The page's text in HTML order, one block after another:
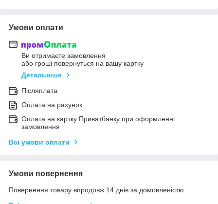
Умови оплати
Ви отримаєте замовлення
або гроші повернуться на вашу картку
Детальніше
Післяплата
Оплата на рахунок
Оплата на картку Приватбанку при оформленні
замовлення
Всі умови оплати
Умови повернення
Повернення товару впродовж 14 днів за домовленістю